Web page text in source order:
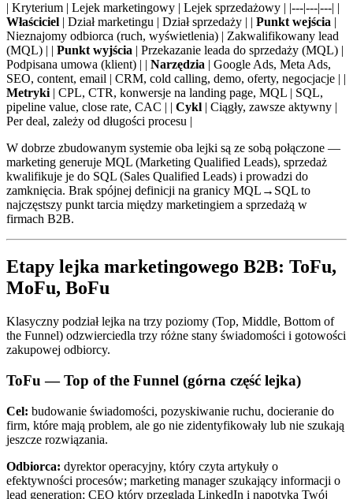
| Kryterium | Lejek marketingowy | Lejek sprzedażowy | |---|---|---| |
Właściciel | Dział marketingu | Dział sprzedaży | | Punkt wejścia |
Nieznajomy odbiorca (ruch, wyświetlenia) | Zakwalifikowany lead
(MQL) | | Punkt wyjścia | Przekazanie leada do sprzedaży (MQL) |
Podpisana umowa (klient) | | Narzędzia | Google Ads, Meta Ads,
SEO, content, email | CRM, cold calling, demo, oferty, negocjacje | |
Metryki| CPL, CTR, konwersje na landing page, MQL | SQL,
pipeline value, close rate, CAC | | Cykl | Ciągły, zawsze aktywny |
Per deal, zależy od długości procesu |
W dobrze zbudowanym systemie oba lejki są ze sobą połączone —
marketing generuje MQL (Marketing Qualified Leads), sprzedaż
kwalifikuje je do SQL (Sales Qualified Leads) i prowadzi do
zamknięcia. Brak spójnej definicji na granicy MQL→SQL to
najczęstszy punkt tarcia między marketingiem a sprzedażą w
firmach B2B.
Etapy lejka marketingowego B2B: ToFu,
MoFu, BoFu
Klasyczny podział lejka na trzy poziomy (Top, Middle, Bottom of
the Funnel) odzwierciedla trzy różne stany świadomości i gotowości
zakupowej odbiorcy.
ToFu — Top of the Funnel (górna część lejka)
Cel: budowanie świadomości, pozyskiwanie ruchu, docieranie do
firm, które mają problem, ale go nie zidentyfikowały lub nie szukają
jeszcze rozwiązania.
Odbiorca: dyrektor operacyjny, który czyta artykuły o
efektywności procesów; marketing manager szukający informacji o
lead generation; CEO który przegląda LinkedIn i napotyka Twój